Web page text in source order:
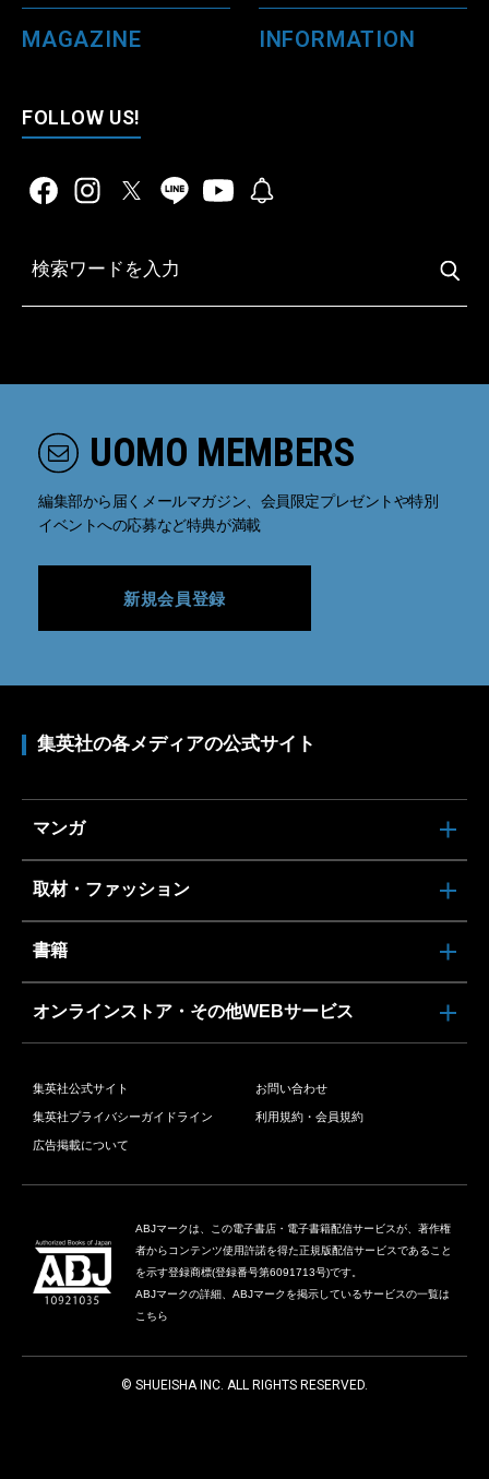
MAGAZINE INFORMATION
FOLLOW US!
UOMO MEMBERS
編集部から届くメールマガジン、会員限定プレゼントや特別
イベントへの応募など特典が満載
新規会員登録
集英社の各メディアの公式サイト
マンガ
取材・ファッション
書籍
オンラインストア・その他WEBサービス
集英社公式サイト お問い合わせ
集英社プライバシーガイドライン 利用規約・会員規約
広告掲載について
ABJマークは、この電子書店・電子書籍配信サービスが、著作権
者からコンテンツ使用許諾を得た正規版配信サービスであること
を示す登録商標(登録番号第6091713号)です。
ABJマークの詳細、ABJマークを掲示しているサービスの一覧は
こちら
© SHUEISHA INC. ALL RIGHTS RESERVED.